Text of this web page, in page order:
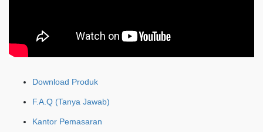
Download Produk
F.A.Q (Tanya Jawab)
Kantor Pemasaran